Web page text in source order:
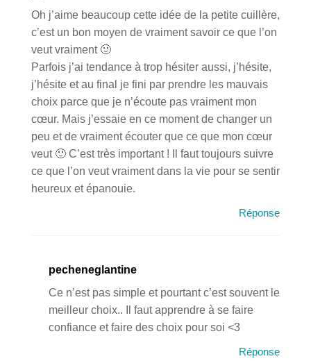
Oh j’aime beaucoup cette idée de la petite cuillère,
c’est un bon moyen de vraiment savoir ce que l’on
veut vraiment 🙂
Parfois j’ai tendance à trop hésiter aussi, j’hésite,
j’hésite et au final je fini par prendre les mauvais
choix parce que je n’écoute pas vraiment mon
cœur. Mais j’essaie en ce moment de changer un
peu et de vraiment écouter que ce que mon cœur
veut 🙂 C’est très important ! Il faut toujours suivre
ce que l’on veut vraiment dans la vie pour se sentir
heureux et épanouie.
Réponse
pecheneglantine
Ce n’est pas simple et pourtant c’est souvent le
meilleur choix.. Il faut apprendre à se faire
confiance et faire des choix pour soi <3
Réponse